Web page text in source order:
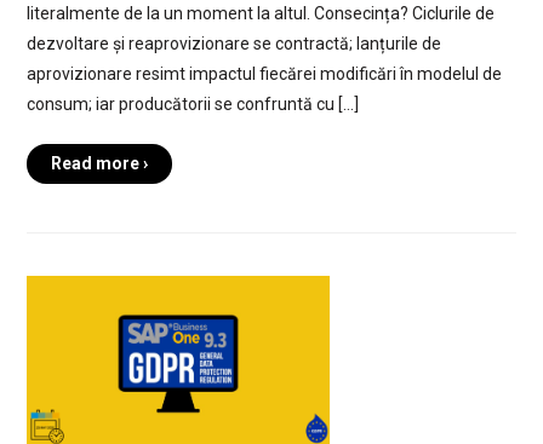
literalmente de la un moment la altul. Consecința? Ciclurile de
dezvoltare și reaprovizionare se contractă; lanțurile de
aprovizionare resimt impactul fiecărei modificări în modelul de
consum; iar producătorii se confruntă cu […]
Read more ›